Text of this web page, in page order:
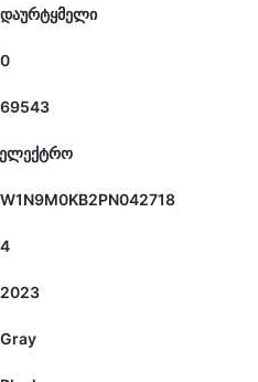
დაურტყმელი
0
69543
ელექტრო
W1N9M0KB2PN042718
4
2023
Gray